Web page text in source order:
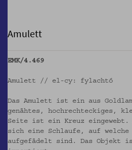
Amulett
EMK/4.469
Amulett // el-cy: fylachtó
Das Amulett ist ein aus
genähtes, hochrechteckiges,
Seite ist ein Kreuz eingewebt.
sich eine Schlaufe, auf
aufgefädelt sind. Das Objekt